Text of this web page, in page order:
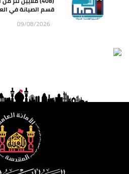
قسم الصيانة في
09/08/2026